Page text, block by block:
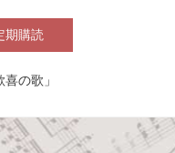
期購読
の歌」